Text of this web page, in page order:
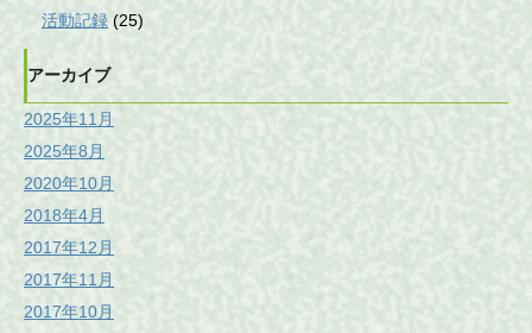
活動記録 (25)
アーカイブ
2025年11月
2025年8月
2020年10月
2018年4月
2017年12月
2017年11月
2017年10月